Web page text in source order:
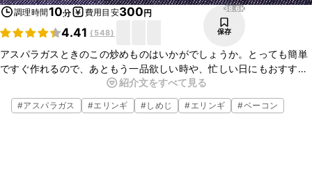
調理時間10分 費用目安300円
4.41 ( 548)
38.6K
保存
アスパラガスときのこの炒めものはいかがでしょうか。とっても簡単
ですぐ作れるので、あともう一品欲しい時や、忙しい日にもおすすめ
の一品です。ピリ辛なのでお酒のおつまみにもぴったりですよ。ぜひ
作ってみてくださいね。
紹介文をすべて見る
#アスパラガス #エリンギ #しめじ #エリンギ #ベーコン